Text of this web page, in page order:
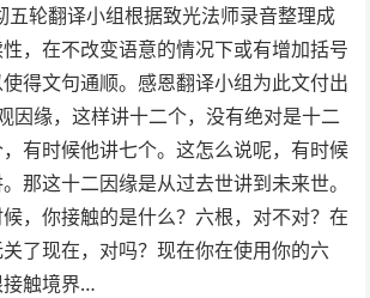
五轮翻译小组根据致光法师录音整理成
，在不改变语意的情况下或有增加括号
得文句通顺。感恩翻译小组为此文付出
因缘，这样讲十二个，没有绝对是十二
有时候他讲七个。这怎么说呢，有时候
那这十二因缘是从过去世讲到未来世。
，你接触的是什么？六根，对不对？在
了现在，对吗？现在你在使用你的六
触境界…